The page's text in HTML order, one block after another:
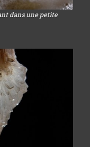
dans une petite